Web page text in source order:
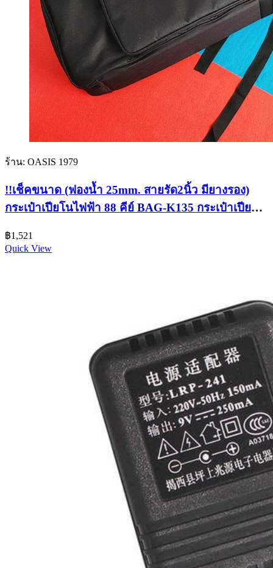
ร้าน: OASIS 1979
!!เช็คขนาด (ฟองน้ำ 25mm. สายรัด2นิ้ว มียางรอง)
กระเป๋าเปียโนไฟฟ้า 88 คีย์ BAG-K135 กระเป๋าเปียโน
฿1,521
Quick View